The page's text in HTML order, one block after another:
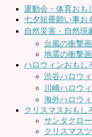
運動会・体育おも
七夕短冊願い事お
自然災害・自然
台風の衝撃
地震の衝撃
ハロウィンおもし
渋谷ハロウ
川崎ハロウ
海外ハロウ
クリスマスおもし
サンタクロ
クリスマス